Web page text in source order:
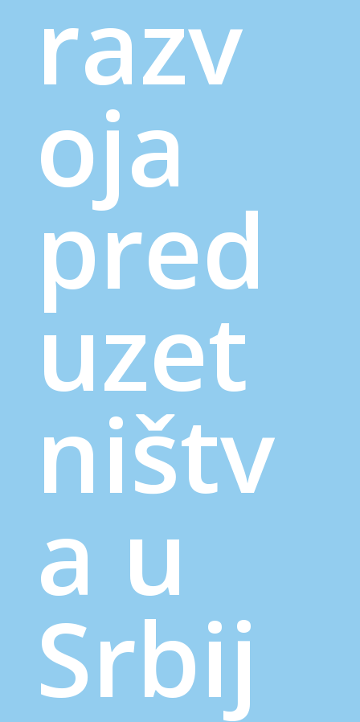
razv
oja
pred
uzet
ništv
a u
Srbij